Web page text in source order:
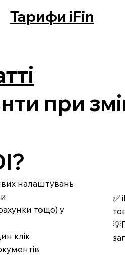
Тарифи iFin
при
налаштувань
тощо) у
клік
✅